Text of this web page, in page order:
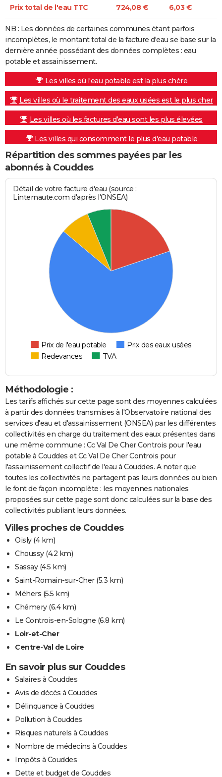
Prix total de l'eau TTC 724,08 € 6,03 €
NB : Les données de certaines communes étant parfois
incomplètes, le montant total de la facture d'eau se base sur la
dernière année possédant des données complètes : eau
potable et assainissement.
Les villes où l'eau potable est la plus chère
Les villes où le traitement des eaux usées est le plus cher
Les villes où les factures d'eau sont les plus élevées
Les villes qui consomment le plus d'eau potable
Répartition des sommes payées par les
abonnés à Couddes
Détail de votre facture d'eau (source :
Linternaute.com d'après l'ONSEA)
Prix de l'eau potable
Prix des eaux usées
Redevances
TVA
Méthodologie :
Les tarifs affichés sur cette page sont des moyennes calculées
à partir des données transmises à l'Observatoire national des
services d'eau et d'assainissement (ONSEA) par les différentes
collectivités en charge du traitement des eaux présentes dans
une même commune : Cc Val De Cher Controis pour l'eau
potable à Couddes et Cc Val De Cher Controis pour
l'assainissement collectif de l'eau à Couddes. A noter que
toutes les collectivités ne partagent pas leurs données ou bien
le font de façon incomplète : les moyennes nationales
proposées sur cette page sont donc calculées sur la base des
collectivités publiant leurs données.
Villes proches de Couddes
Oisly(4 km)
Choussy(4.2 km)
Sassay(4.5 km)
Saint-Romain-sur-Cher(5.3 km)
Méhers (5.5 km)
Chémery(6.4 km)
Le Controis-en-Sologne (6.8 km)
Loir-et-Cher
Centre-Val de Loire
En savoir plus sur Couddes
Salaires à Couddes
Avis de décès à Couddes
Délinquance à Couddes
Pollution à Couddes
Risques naturels à Couddes
Nombre de médecins à Couddes
Impôts à Couddes
Dette et budget de Couddes